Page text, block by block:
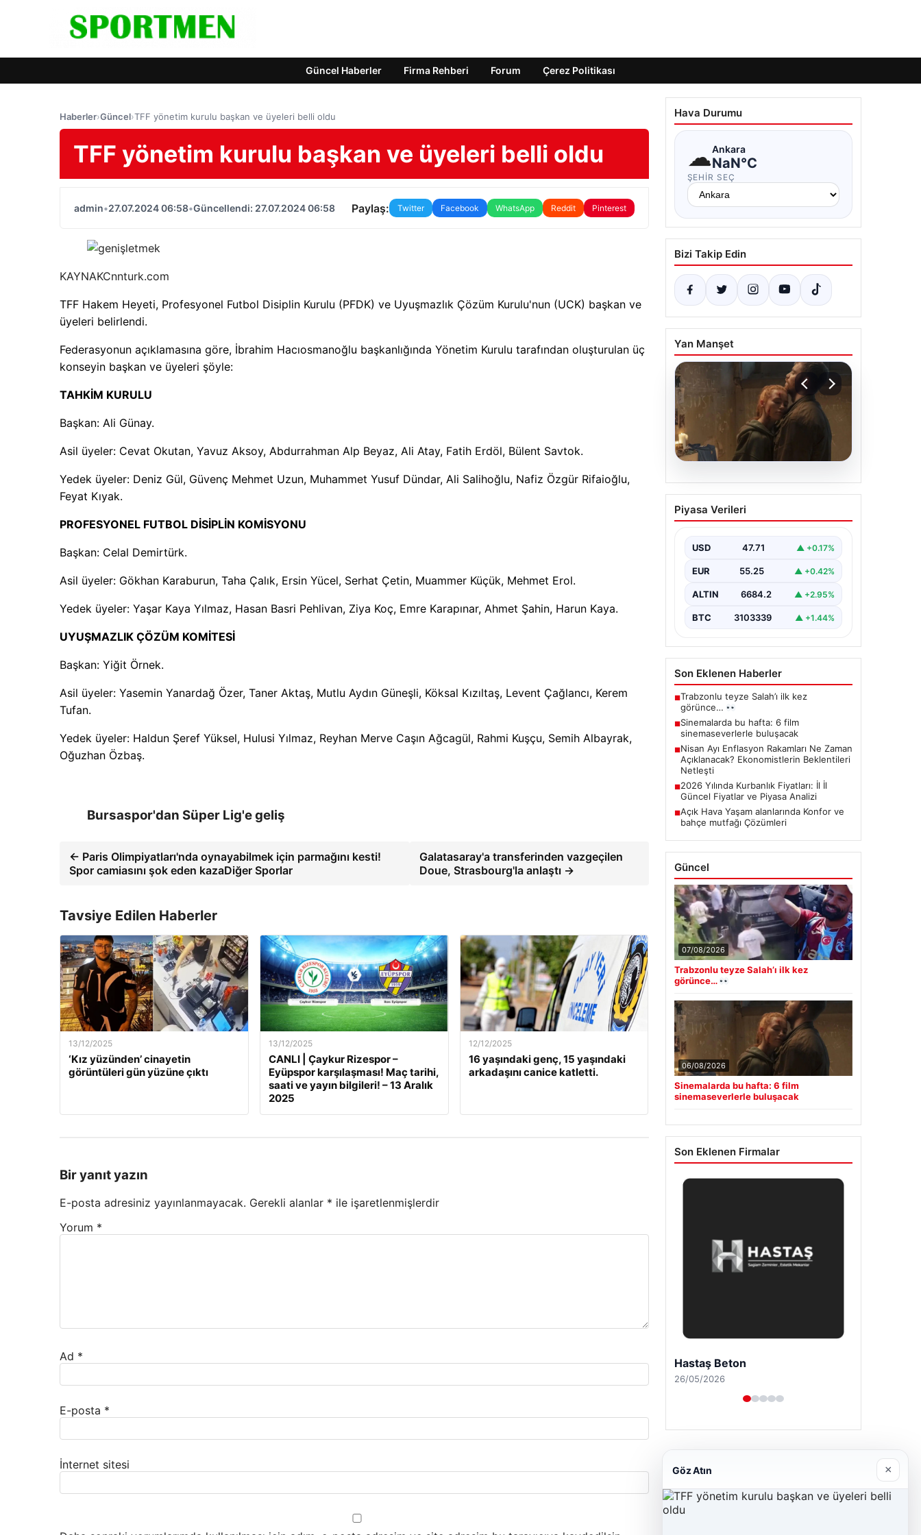
Güncel Haberler Firma Rehberi Forum Çerez Politikası
Haberler›Güncel›TFF yönetim kurulu başkan ve üyeleri belli oldu
TFF yönetim kurulu başkan ve üyeleri belli oldu
admin•27.07.2024 06:58•Güncellendi: 27.07.2024 06:58 Paylaş: Twitter Facebook WhatsApp Reddit Pinterest
KAYNAKCnnturk.com
TFF Hakem Heyeti, Profesyonel Futbol Disiplin Kurulu (PFDK) ve Uyuşmazlık Çözüm Kurulu'nun (UCK) başkan ve
üyeleri belirlendi.
Federasyonun açıklamasına göre, İbrahim Hacıosmanoğlu başkanlığında Yönetim Kurulu tarafından oluşturulan üç
konseyin başkan ve üyeleri şöyle:
TAHKİM KURULU
Başkan: Ali Günay.
Asil üyeler: Cevat Okutan, Yavuz Aksoy, Abdurrahman Alp Beyaz, Ali Atay, Fatih Erdöl, Bülent Savtok.
Yedek üyeler: Deniz Gül, Güvenç Mehmet Uzun, Muhammet Yusuf Dündar, Ali Salihoğlu, Nafiz Özgür Rifaioğlu,
Feyat Kıyak.
PROFESYONEL FUTBOL DİSİPLİN KOMİSYONU
Başkan: Celal Demirtürk.
Asil üyeler: Gökhan Karaburun, Taha Çalık, Ersin Yücel, Serhat Çetin, Muammer Küçük, Mehmet Erol.
Yedek üyeler: Yaşar Kaya Yılmaz, Hasan Basri Pehlivan, Ziya Koç, Emre Karapınar, Ahmet Şahin, Harun Kaya.
UYUŞMAZLIK ÇÖZÜM KOMİTESİ
Başkan: Yiğit Örnek.
Asil üyeler: Yasemin Yanardağ Özer, Taner Aktaş, Mutlu Aydın Güneşli, Köksal Kızıltaş, Levent Çağlancı, Kerem
Tufan.
Yedek üyeler: Haldun Şeref Yüksel, Hulusi Yılmaz, Reyhan Merve Caşın Ağcagül, Rahmi Kuşçu, Semih Albayrak,
Oğuzhan Özbaş.
Bursaspor'dan Süper Lig'e geliş
← Paris Olimpiyatları'nda oynayabilmek için parmağını kesti!
Spor camiasını şok eden kazaDiğer Sporlar
Galatasaray'a transferinden vazgeçilen
Doue, Strasbourg'la anlaştı →
Tavsiye Edilen Haberler
13/12/2025
‘Kız yüzünden’ cinayetin
görüntüleri gün yüzüne çıktı
13/12/2025
CANLI | Çaykur Rizespor –
Eyüpspor karşılaşması! Maç tarihi,
saati ve yayın bilgileri! – 13 Aralık
2025
12/12/2025
16 yaşındaki genç, 15 yaşındaki
arkadaşını canice katletti.
Bir yanıt yazın
E-posta adresiniz yayınlanmayacak. Gerekli alanlar * ile işaretlenmişlerdir
Yorum *
Ad *
E-posta *
İnternet sitesi
Hava Durumu
☁Ankara
NaN°C
ŞEHIR SEÇ
Bizi Takip Edin
Yan Manşet
06.08.2026
Sinemalarda bu hafta: 6
film sinemaseverlerle
Piyasa Verileri
USD 47.71 ▲ +0.17%
EUR 55.25 ▲ +0.42%
ALTIN 6684.2 ▲ +2.95%
BTC 3103339 ▲ +1.44%
Son Eklenen Haberler
■Trabzonlu teyze Salah’ı ilk kez
görünce…
■Sinemalarda bu hafta: 6 film
sinemaseverlerle buluşacak
■Nisan Ayı Enflasyon Rakamları Ne Zaman
Açıklanacak? Ekonomistlerin Beklentileri
Netleşti
■2026 Yılında Kurbanlık Fiyatları: İl İl
Güncel Fiyatlar ve Piyasa Analizi
■Açık Hava Yaşam alanlarında Konfor ve
bahçe mutfağı Çözümleri
Güncel
07/08/2026
Trabzonlu teyze Salah’ı ilk kez
görünce…
06/08/2026
Sinemalarda bu hafta: 6 film
sinemaseverlerle buluşacak
Son Eklenen Firmalar
Hastaş Beton
26/05/2026
Göz Atın ×